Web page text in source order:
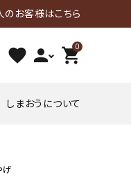
のお客様はこちら
favorite person 0
shopping_cart
しまおうについて
げ